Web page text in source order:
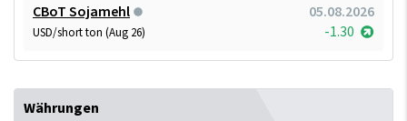
CBoT Sojamehl 05.08.2026
USD/short ton (Aug 26) -1.30
Währungen